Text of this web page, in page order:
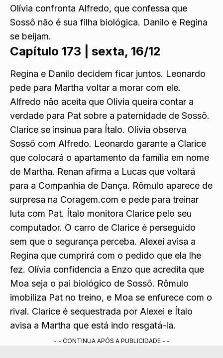
Olívia confronta Alfredo, que confessa que
Sossô não é sua filha biológica. Danilo e Regina
se beijam.
Capítulo 173 | sexta, 16/12
Regina e Danilo decidem ficar juntos. Leonardo
pede para Martha voltar a morar com ele.
Alfredo não aceita que Olívia queira contar a
verdade para Pat sobre a paternidade de Sossô.
Clarice se insinua para Ítalo. Olívia observa
Sossô com Alfredo. Leonardo garante a Clarice
que colocará o apartamento da família em nome
de Martha. Renan afirma a Lucas que voltará
para a Companhia de Dança. Rômulo aparece de
surpresa na Coragem.com e pede para treinar
luta com Pat. Ítalo monitora Clarice pelo seu
computador. O carro de Clarice é perseguido
sem que o segurança perceba. Alexei avisa a
Regina que cumprirá com o pedido que ela lhe
fez. Olívia confidencia a Enzo que acredita que
Moa seja o pai biológico de Sossô. Rômulo
imobiliza Pat no treino, e Moa se enfurece com o
rival. Clarice é sequestrada por Alexei e Ítalo
avisa a Martha que está indo resgatá-la.
- - CONTINUA APÓS A PUBLICIDADE - -